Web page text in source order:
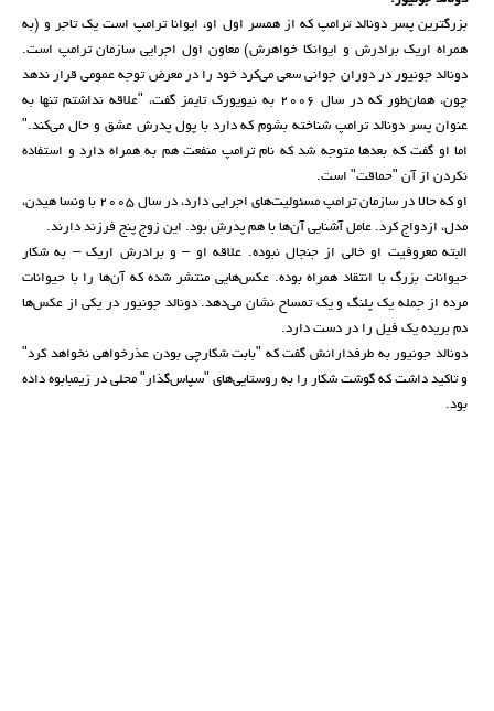
بزرگترین پسر دونالد ترامپ که از همسر اول او، ایوانا ترامپ است یک تاجر و (به
همراه اریک برادرش و ایوانکا خواهرش) معاون اول اجرایی سازمان ترامپ است.
دونالد جونیور در دوران جوانی سعی می‌کرد خود را در معرض توجه عمومی قرار ندهد
چون، همان‌طور که در سال ۲۰۰۶ به نیویورک تایمز گفت، "علاقه نداشتم تنها به
عنوان پسر دونالد ترامپ شناخته بشوم که دارد با پول پدرش عشق و حال می‌کند."
اما او گفت که بعدها متوجه شد که نام ترامپ منفعت هم به همراه دارد و استفاده
نکردن از آن "حماقت" است.
او که حالا در سازمان ترامپ مسئولیت‌های اجرایی دارد، در سال ۲۰۰۵ با ونسا هیدن،
مدل، ازدواج کرد. عامل آشنایی آن‌ها با هم پدرش بود. این زوج پنج فرزند دارند.
البته معروفیت او خالی از جنجال نبوده. علاقه او – و برادرش اریک – به شکار
حیوانات بزرگ با انتقاد همراه بوده. عکس‌هایی منتشر شده که آن‌ها را با حیوانات
مرده از جمله یک پلنگ و یک تمساح نشان می‌دهد. دونالد جونیور در یکی از عکس‌ها
دم بریده یک فیل را در دست دارد.
دونالد جونیور به طرفدارانش گفت که "بابت شکارچی بودن عذرخواهی نخواهد کرد"
و تاکید داشت که گوشت شکار را به روستایی‌های "سپاس‌گذار" محلی در زیمبابوه داده
بود.